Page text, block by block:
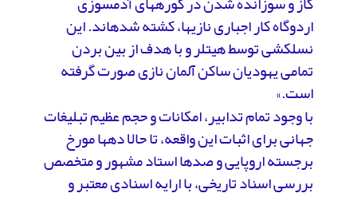
اردوگاه­ کار اجباری نازی­ها، کشته شده­اند. این
نسل­کشی توسط هیتلر و با هدف از بین بردن
تمامی یهودیان ساکن آلمان نازی صورت گرفته
است.»
با وجود تمام تدابیر، امکانات و حجم عظیم تبلیغات
جهانی برای اثبات این واقعه، تا حالا ده­ها مورخ
برجسته اروپایی و صدها استاد مشهور و متخصص
بررسی اسناد تاریخی، با ارایه اسنادی معتبر و